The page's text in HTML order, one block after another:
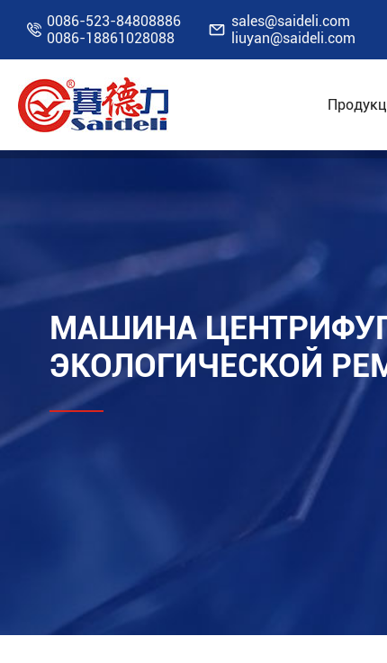
 0086-523-84808886
0086-18861028088
 sales@saideli.com
liuyan@saideli.com
Главная Ресурсы
МАШИНА
ЭКОЛОГИЧЕСКОЙ